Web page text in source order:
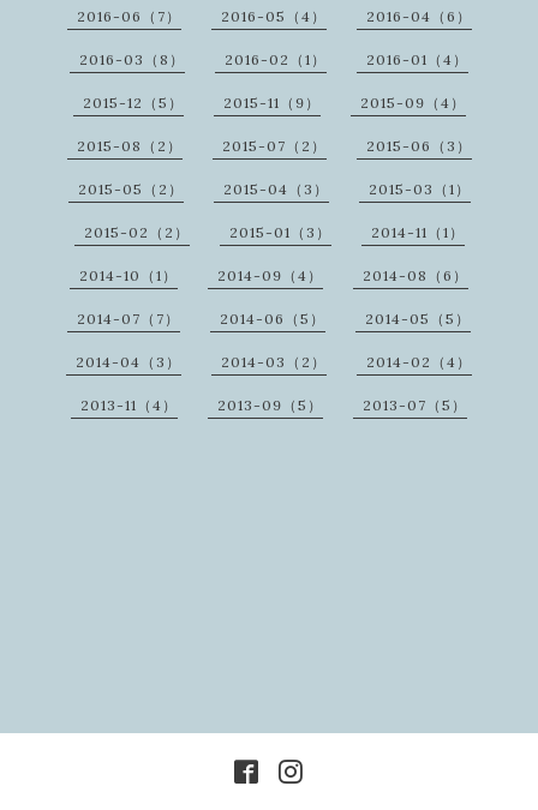
2016-06（7） 2016-05（4） 2016-04（6）
2016-03（8） 2016-02（1） 2016-01（4）
2015-12（5） 2015-11（9） 2015-09（4）
2015-08（2） 2015-07（2） 2015-06（3）
2015-05（2） 2015-04（3） 2015-03（1）
2015-02（2） 2015-01（3） 2014-11（1）
2014-10（1） 2014-09（4） 2014-08（6）
2014-07（7） 2014-06（5） 2014-05（5）
2014-04（3） 2014-03（2） 2014-02（4）
2013-11（4） 2013-09（5） 2013-07（5）